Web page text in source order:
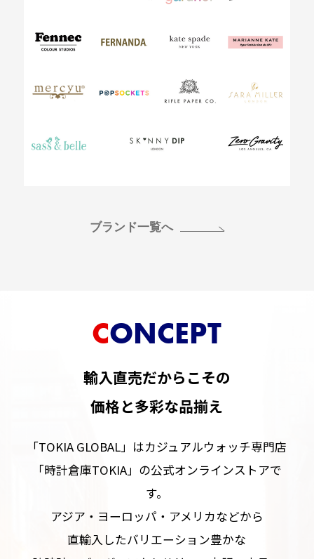
ブランド一覧へ
CONCEPT
輸入直売だからこその
価格と多彩な品揃え
「TOKIA GLOBAL」はカジュアルウォッチ専門店
「時計倉庫TOKIA」の公式オンラインストアで
す。
アジア・ヨーロッパ・アメリカなどから
直輸入したバリエーション豊かな